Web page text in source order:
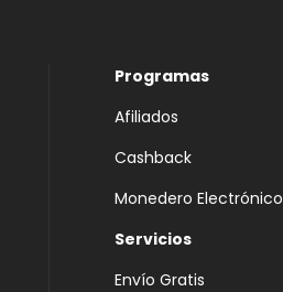
Programas
Afiliados
Cashback
Monedero Electrónico
Servicios
Envío Gratis